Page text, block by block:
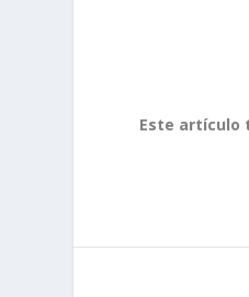
Este artículo